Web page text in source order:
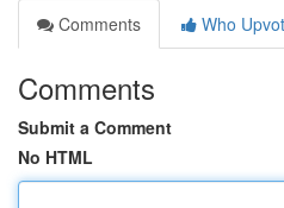
Comments
Who
Comments
Submit a Comment
No HTML